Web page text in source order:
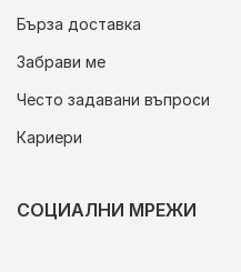
Бърза доставка
Забрави ме
Често задавани въпроси
Кариери
СОЦИАЛНИ МРЕЖИ